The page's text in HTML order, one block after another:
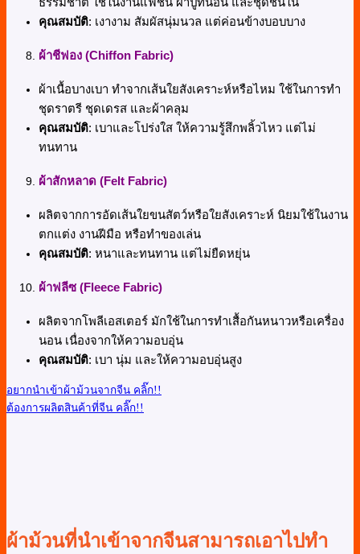
คุณสมบัติ: เงางาม สัมผัสนุ่มนวล แต่ค่อนข้างบอบบาง
ผ้าชีฟอง (Chiffon Fabric)
ผ้าเนื้อบางเบา ทำจากเส้นใยสังเคราะห์หรือไหม ใช้ในการทำ
ชุดราตรี ชุดเดรส และผ้าคลุม
คุณสมบัติ: เบาและโปร่งใส ให้ความรู้สึกพลิ้วไหว แต่ไม่
ทนทาน
ผ้าสักหลาด (Felt Fabric)
ผลิตจากการอัดเส้นใยขนสัตว์หรือใยสังเคราะห์ นิยมใช้ในงาน
ตกแต่ง งานฝีมือ หรือทำของเล่น
คุณสมบัติ: หนาและทนทาน แต่ไม่ยืดหยุ่น
ผ้าฟลีซ (Fleece Fabric)
ผลิตจากโพลีเอสเตอร์ มักใช้ในการทำเสื้อกันหนาวหรือเครื่อง
นอน เนื่องจากให้ความอบอุ่น
คุณสมบัติ: เบา นุ่ม และให้ความอบอุ่นสูง
อยากนำเข้าผ้าม้วนจากจีน คลิ๊ก!!
ต้องการผลิตสินค้าที่จีน คลิ๊ก!!
ผ้าม้วนที่นำเข้าจากจีนสามารถเอาไปทำ